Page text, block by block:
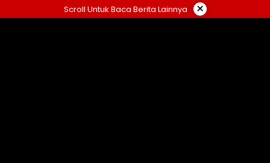
to
Scroll Untuk Baca Berita Lainnya ×